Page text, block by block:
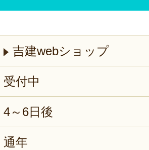
吉建webショップ
受付中
4～6日後
通年